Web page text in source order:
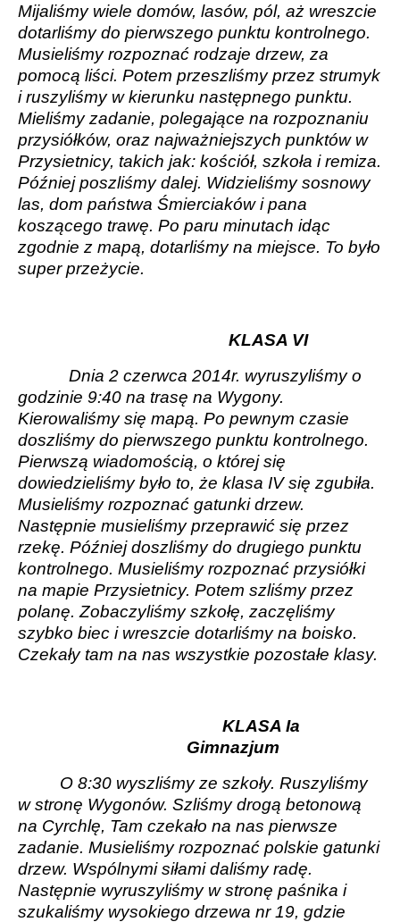
Mijaliśmy wiele domów, lasów, pól, aż wreszcie
dotarliśmy do pierwszego punktu kontrolnego.
Musieliśmy rozpoznać rodzaje drzew, za
pomocą liści. Potem przeszliśmy przez strumyk
i ruszyliśmy w kierunku następnego punktu.
Mieliśmy zadanie, polegające na rozpoznaniu
przysiółków, oraz najważniejszych punktów w
Przysietnicy, takich jak: kościół, szkoła i remiza.
Później poszliśmy dalej. Widzieliśmy sosnowy
las, dom państwa Śmierciaków i pana
koszącego trawę. Po paru minutach idąc
zgodnie z mapą, dotarliśmy na miejsce. To było
super przeżycie.
KLASA VI
Dnia 2 czerwca 2014r. wyruszyliśmy o
godzinie 9:40 na trasę na Wygony.
Kierowaliśmy się mapą. Po pewnym czasie
doszliśmy do pierwszego punktu kontrolnego.
Pierwszą wiadomością, o której się
dowiedzieliśmy było to, że klasa IV się zgubiła.
Musieliśmy rozpoznać gatunki drzew.
Następnie musieliśmy przeprawić się przez
rzekę. Później doszliśmy do drugiego punktu
kontrolnego. Musieliśmy rozpoznać przysiółki
na mapie Przysietnicy. Potem szliśmy przez
polanę. Zobaczyliśmy szkołę, zaczęliśmy
szybko biec i wreszcie dotarliśmy na boisko.
Czekały tam na nas wszystkie pozostałe klasy.
KLASA Ia
Gimnazjum
O 8:30 wyszliśmy ze szkoły. Ruszyliśmy
w stronę Wygonów. Szliśmy drogą betonową
na Cyrchlę, Tam czekało na nas pierwsze
zadanie. Musieliśmy rozpoznać polskie gatunki
drzew. Wspólnymi siłami daliśmy radę.
Następnie wyruszyliśmy w stronę paśnika i
szukaliśmy wysokiego drzewa nr 19, gdzie